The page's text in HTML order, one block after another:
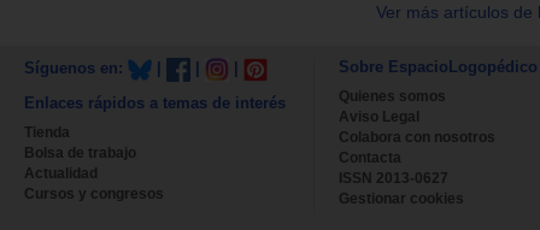
Ver más artículos
Síguenos en:
Enlaces rápidos a temas de interés
Tienda
Bolsa de trabajo
Actualidad
Cursos y congresos
Sobre EspacioLogopédico
Quienes somos
Aviso Legal
Colabora con nosotros
Contacta
ISSN 2013-0627
Gestionar cookies